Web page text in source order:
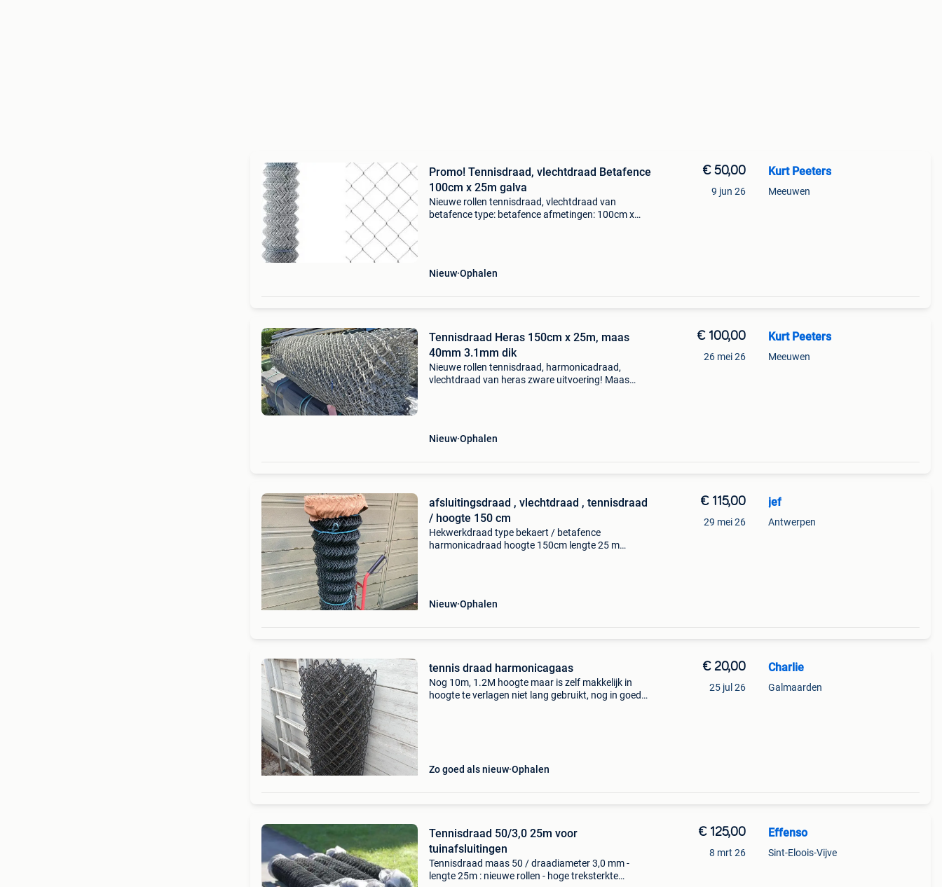
Promo! Tennisdraad, vlechtdraad Betafence
100cm x 25m galva
Nieuwe rollen tennisdraad, vlechtdraad van
betafence type: betafence afmetingen: 100cm x
Nieuw Ophalen
€ 50,00
9 jun 26
Kurt Peeters
Meeuwen
Tennisdraad Heras 150cm x 25m, maas
40mm 3.1mm dik
Nieuwe rollen tennisdraad, harmonicadraad,
vlechtdraad van heras zware uitvoering! Maas
Nieuw Ophalen
€ 100,00
26 mei 26
Kurt Peeters
Meeuwen
afsluitingsdraad , vlechtdraad , tennisdraad
/ hoogte 150 cm
Hekwerkdraad type bekaert / betafence
harmonicadraad hoogte 150cm lengte 25 m
Nieuw Ophalen
€ 115,00
29 mei 26
jef
Antwerpen
tennis draad harmonicagaas
Nog 10m, 1.2M hoogte maar is zelf makkelijk in
hoogte te verlagen niet lang gebruikt, nog in goede
Zo goed als nieuw Ophalen
€ 20,00
25 jul 26
Charlie
Galmaarden
Tennisdraad 50/3,0 25m voor
tuinafsluitingen
Tennisdraad maas 50 / draadiameter 3,0 mm -
lengte 25m : nieuwe rollen - hoge treksterkte
€ 125,00
8 mrt 26
Effenso
Sint-Eloois-Vijve